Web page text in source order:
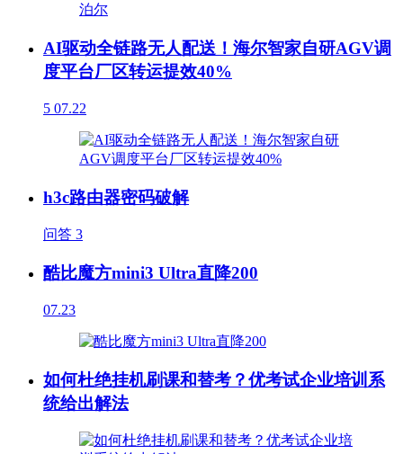
AI驱动全链路无人配送！海尔智家自研AGV调
度平台厂区转运提效40%
5 07.22
h3c路由器密码破解
问答 3
酷比魔方mini3 Ultra直降200
07.23
如何杜绝挂机刷课和替考？优考试企业培训系
统给出解法